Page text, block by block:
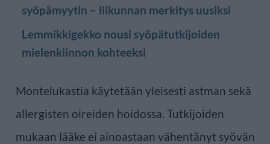
syöpämyytin – liikunnan merkitys uusiksi
Lemmikkigekko nousi syöpätutkijoiden
mielenkiinnon kohteeksi
Montelukastia käytetään yleisesti astman sekä
allergisten oireiden hoidossa. Tutkijoiden
mukaan lääke ei ainoastaan vähentänyt syövän